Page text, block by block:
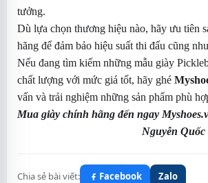
tưởng.
Dù lựa chọn thương hiệu nào, hãy ưu tiên
hãng để đảm bảo hiệu suất thi đấu cũng
Nếu đang tìm kiếm những mẫu giày
chất lượng với mức giá tốt, hãy ghé
vấn và trải nghiệm những sản phẩm phù
Mua giày chính hãng đến ngay
Nguyễn
Chia sẻ bài viết: Facebook Zalo